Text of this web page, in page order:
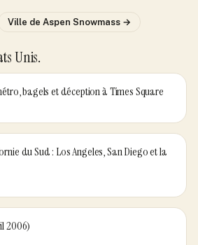
Ville de Aspen Snowmass →
Unis.
bagels et déception à Times Square
du Sud : Los Angeles, San Diego et la
2006)